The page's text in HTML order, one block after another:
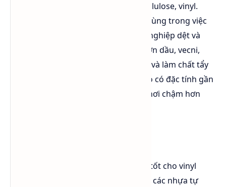
gum, resin, cellulose acetate, nitrocellulose, vinyl.
Chính vì khả năng này nên nó được dùng trong việc
sản xuất các loại plastic, trong công nghiệp dệt và
trong sản xuất paraffin wax, trong sơn dầu, vecni,
chất tẩy sơn, trong sản xuất keo dán và làm chất tẩy
rửa, dùng để hòa tan polystyrene. Nó có đặc tính gần
giống acetone nhưng có tốc độ bay hơi chậm hơn
M.E.K là một dung môi hòa tan tốt cho vinyl
copolymer,acrylics, nitrocellose, các nhựa tự